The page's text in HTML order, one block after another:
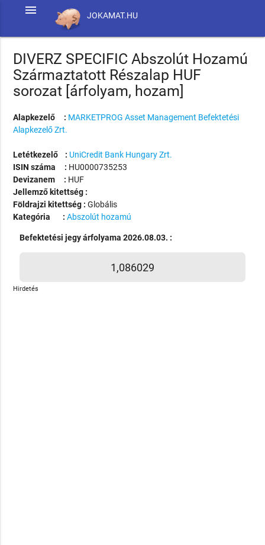
JOKAMAT.HU
menu
DIVERZ SPECIFIC Abszolút Hozamú
Származtatott Részalap HUF
sorozat [árfolyam, hozam]
Alapkezelő : MARKETPROG Asset Management Befektetési
Alapkezelő Zrt.
Letétkezelő : UniCredit Bank Hungary Zrt.
ISIN száma : HU0000735253
Devizanem : HUF
Jellemző kitettség :
Földrajzi kitettség :Globális
Kategória : Abszolút hozamú
Befektetési jegy árfolyama 2026.08.03. :
1,086029
Hirdetés